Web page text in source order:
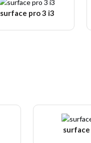
surface pro 3 i3